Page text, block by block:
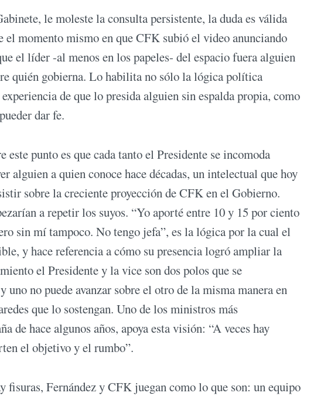
le moleste la consulta persistente, la duda es válida
el momento mismo en que CFK subió el video anunciando
el líder -al menos en los papeles- del espacio fuera alguien
quién gobierna. Lo habilita no sólo la lógica política
de que lo presida alguien sin espalda propia, como
dar fe.
punto es que cada tanto el Presidente se incomoda
alguien a quien conoce hace décadas, un intelectual que hoy
sobre la creciente proyección de CFK en el Gobierno.
a repetir los suyos. “Yo aporté entre 10 y 15 por ciento
sin mí tampoco. No tengo jefa”, es la lógica por la cual el
y hace referencia a cómo su presencia logró ampliar la
el Presidente y la vice son dos polos que se
no puede avanzar sobre el otro de la misma manera en
que lo sostengan. Uno de los ministros más
de hace algunos años, apoya esta visión: “A veces hay
el objetivo y el rumbo”.
fisuras, Fernández y CFK juegan como lo que son: un equipo